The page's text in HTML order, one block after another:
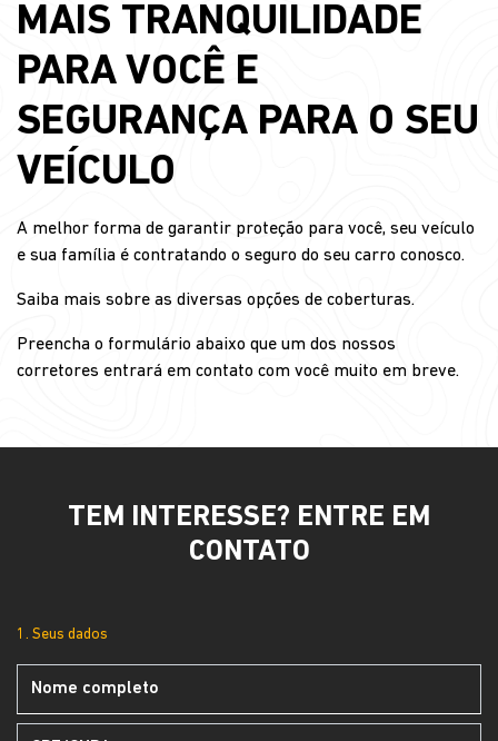
MAIS TRANQUILIDADE
PARA VOCÊ E
SEGURANÇA PARA O SEU
VEÍCULO
A melhor forma de garantir proteção para você, seu veículo
e sua família é contratando o seguro do seu carro conosco.
Saiba mais sobre as diversas opções de coberturas.
Preencha o formulário abaixo que um dos nossos
corretores entrará em contato com você muito em breve.
TEM INTERESSE? ENTRE EM
CONTATO
1. Seus dados